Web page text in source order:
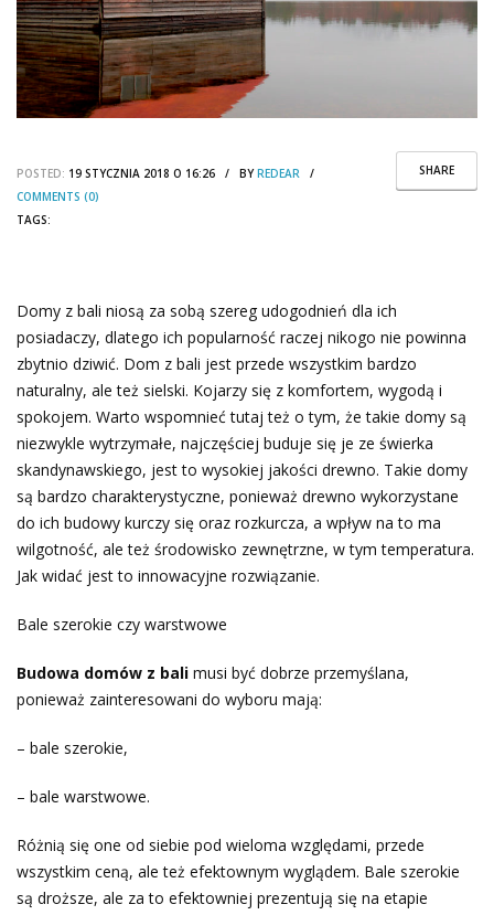
SHARE
POSTED: 19 STYCZNIA 2018 O 16:26 / BYREDEAR /
COMMENTS (0)
TAGS:
Domy z bali niosą za sobą szereg udogodnień dla ich
posiadaczy, dlatego ich popularność raczej nikogo nie powinna
zbytnio dziwić. Dom z bali jest przede wszystkim bardzo
naturalny, ale też sielski. Kojarzy się z komfortem, wygodą i
spokojem. Warto wspomnieć tutaj też o tym, że takie domy są
niezwykle wytrzymałe, najczęściej buduje się je ze świerka
skandynawskiego, jest to wysokiej jakości drewno. Takie domy
są bardzo charakterystyczne, ponieważ drewno wykorzystane
do ich budowy kurczy się oraz rozkurcza, a wpływ na to ma
wilgotność, ale też środowisko zewnętrzne, w tym temperatura.
Jak widać jest to innowacyjne rozwiązanie.
Bale szerokie czy warstwowe
Budowa domów z bali musi być dobrze przemyślana,
ponieważ zainteresowani do wyboru mają:
– bale szerokie,
– bale warstwowe.
Różnią się one od siebie pod wieloma względami, przede
wszystkim ceną, ale też efektownym wyglądem. Bale szerokie
są droższe, ale za to efektowniej prezentują się na etapie